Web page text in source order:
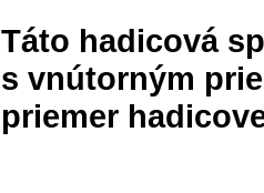
Táto hadicová
s vnútorným
priemer